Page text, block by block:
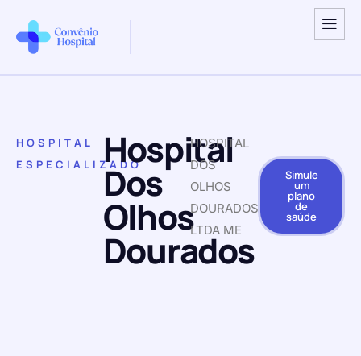
HOSPITAL
ESPECIALIZADOHospital
Dos
Olhos
Dourados
HOSPITAL
DOS
OLHOS
DOURADOS
LTDA ME
Simule
um
plano
de
saúde